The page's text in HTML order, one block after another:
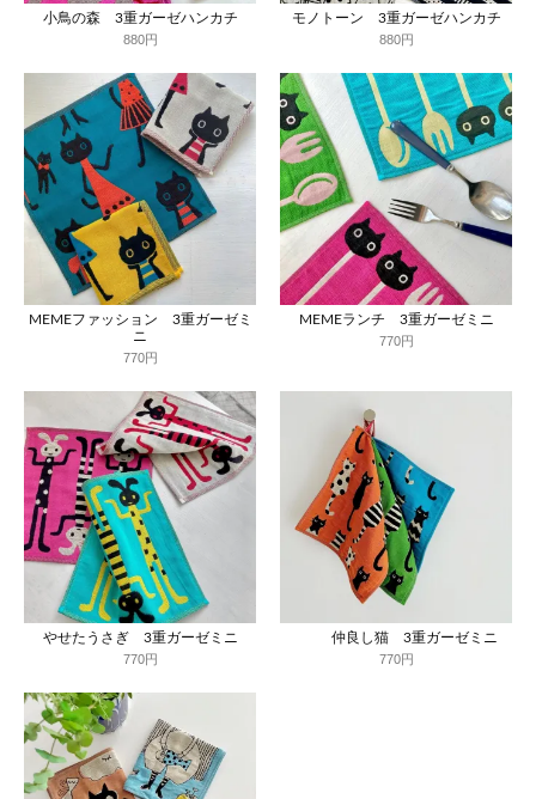
小鳥の森 3重ガーゼハンカチ
880円
モノトーン 3重ガーゼハンカチ
880円
MEMEファッション 3重ガーゼミ
ニ
770円
MEMEランチ 3重ガーゼミニ
770円
やせたうさぎ 3重ガーゼミニ
770円
仲良し猫 3重ガーゼミニ
770円